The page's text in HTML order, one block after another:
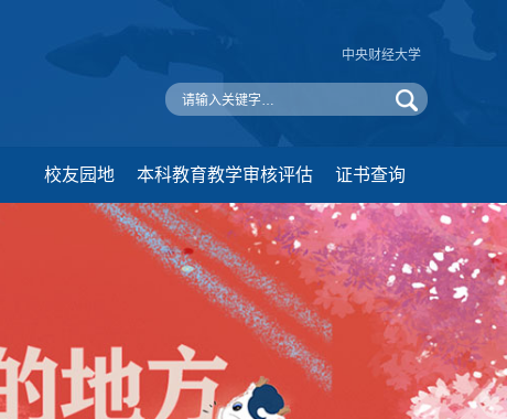
中央财经大学
校友园地 本科教育教学审核评估 证书查询